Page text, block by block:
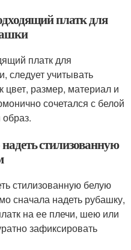
платк для
платк для
следует учитывать
цвет, размер, материал и
сочетался с белой
стилизованную
стилизованную белую
сначала надеть рубашку,
на ее плечи, шею или
зафиксировать